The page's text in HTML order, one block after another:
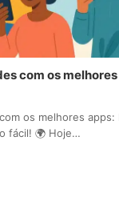
com os
os melhores apps:
fácil! 🌍 Hoje…